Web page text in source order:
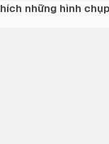
những hình